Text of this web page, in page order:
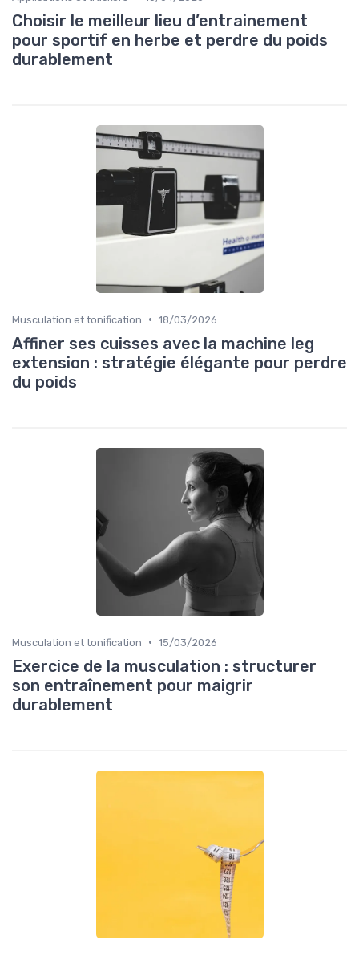
Choisir le meilleur lieu d’entrainement
pour sportif en herbe et perdre du poids
durablement
Musculation et tonification • 18/03/2026
Affiner ses cuisses avec la machine leg
extension : stratégie élégante pour perdre
du poids
Musculation et tonification • 15/03/2026
Exercice de la musculation : structurer
son entraînement pour maigrir
durablement